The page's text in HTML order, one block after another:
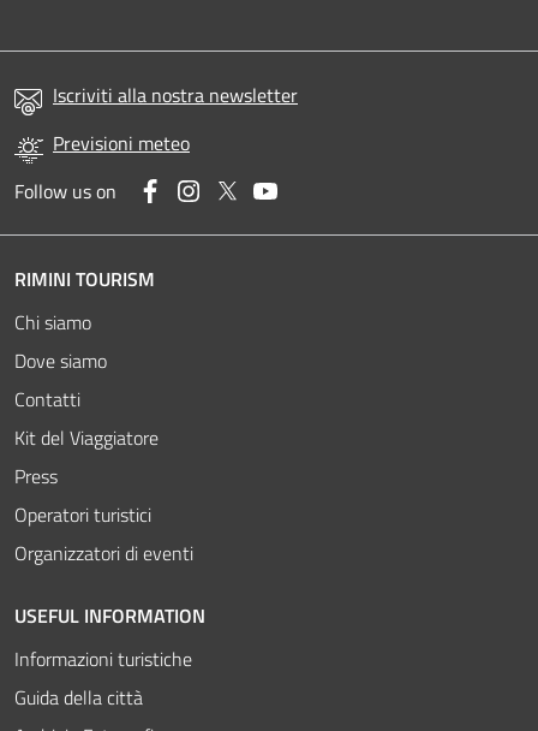
Iscriviti alla nostra newsletter
Previsioni meteo
Follow us on
FacebookInstagram
Twitter
RIMINI TOURISM
Chi siamo
Dove siamo
Contatti
Kit del Viaggiatore
Press
Operatori turistici
Organizzatori di eventi
USEFUL INFORMATION
Informazioni turistiche
Guida della città